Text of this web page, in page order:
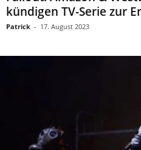
kündigen TV-Serie zur
Patrick - 17. August 2023